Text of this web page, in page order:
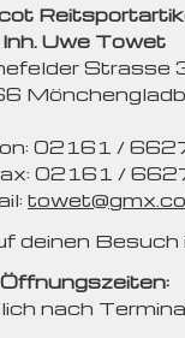
Inh. Uwe Towet
Strasse
02161 /
02161 /
deinen
Öffnungszeiten:
nach